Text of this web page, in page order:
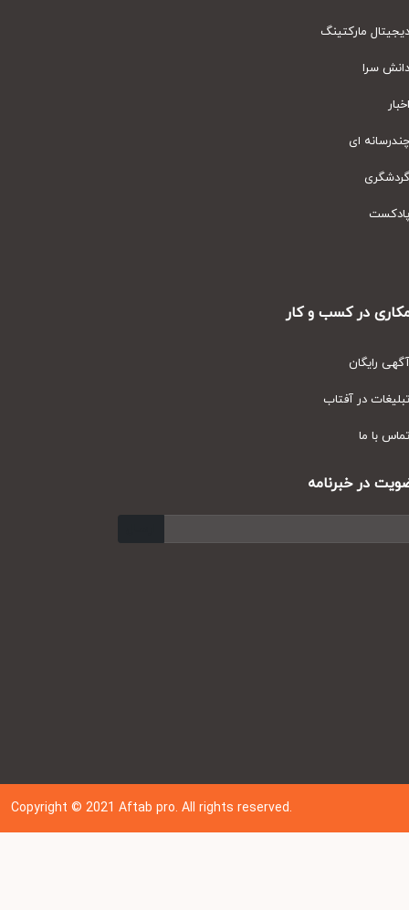
مارکتینگ
سرا
ای
در کسب و کار
رایگان
در آفتاب
با ما
در خبرنامه
Copyright © 202 1Aftab pro. All rights reserved.